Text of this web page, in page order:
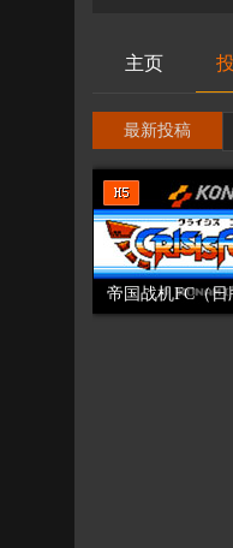
主页
最新投稿
帝国战机FC（日